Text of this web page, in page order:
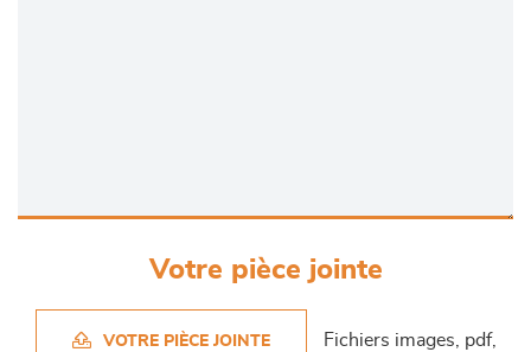
Votre pièce jointe
VOTRE PIÈCE JOINTE Fichiers images, pdf,